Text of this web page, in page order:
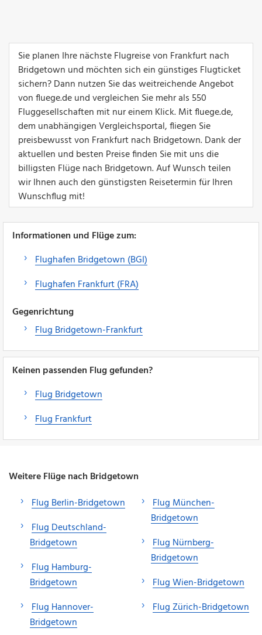
Sie planen Ihre nächste Flugreise von Frankfurt nach
Bridgetown und möchten sich ein günstiges Flugticket
sichern? Dann nutzen Sie das weitreichende Angebot
von fluege.de und vergleichen Sie mehr als 550
Fluggesellschaften mit nur einem Klick. Mit fluege.de,
dem unabhängigen Vergleichsportal, fliegen Sie
preisbewusst von Frankfurt nach Bridgetown. Dank der
aktuellen und besten Preise finden Sie mit uns die
billigsten Flüge nach Bridgetown. Auf Wunsch teilen
wir Ihnen auch den günstigsten Reisetermin für Ihren
Wunschflug mit!
Informationen und Flüge zum:
Flughafen Bridgetown (BGI)
Flughafen Frankfurt (FRA)
Gegenrichtung
Flug Bridgetown-Frankfurt
Keinen passenden Flug gefunden?
Flug Bridgetown
Flug Frankfurt
Weitere Flüge nach Bridgetown
Flug Berlin-Bridgetown
Flug Deutschland-
Bridgetown
Flug Hamburg-
Bridgetown
Flug Hannover-
Bridgetown
Flug München-
Bridgetown
Flug Nürnberg-
Bridgetown
Flug Wien-Bridgetown
Flug Zürich-Bridgetown